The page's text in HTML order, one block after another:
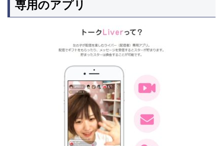
専用のアプリ